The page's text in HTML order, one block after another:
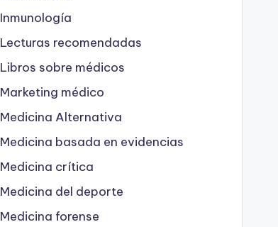
Inmunología
Lecturas recomendadas
Libros sobre médicos
Marketing médico
Medicina Alternativa
Medicina basada en evidencias
Medicina crítica
Medicina del deporte
Medicina forense